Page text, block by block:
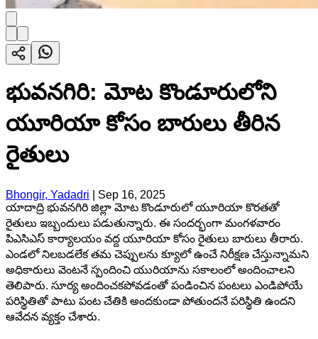
భువనగిరి: మోట కొండూరులోని
యూరియా కోసం బారులు తీరిన
రైతులు
Bhongir, Yadadri
Sep 16, 2025
యాదాద్రి భువనగిరి జిల్లా మోట కొండూరులో యూరియా కొరతతో
రైతులు ఇబ్బందులు పడుతున్నారు. ఈ సందర్భంగా మంగళవారం
పిఎసిఎస్ కార్యాలయం వద్ద యూరియా కోసం రైతులు బారులు తీరారు.
ఎండలో నిలబడలేక తమ చెప్పులను క్యూలో ఉంచే నిరీక్షణ చేస్తున్నామని
అధికారులు వెంటనే స్పందించి యురియాను సకాలంలో అందించాలని
తెలిపారు. సూర్య అందించకపోవడంతో పండించిన పంటలు ఎండిపోయే
పరిస్థితితో పాటు పంట చేతికి అందకుండా పోతుందనే పరిస్థితి ఉందని
ఆవేదన వ్యక్తం చేశారు.